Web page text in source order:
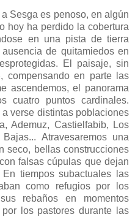
Sesga es penoso, en algún
hoy ha perdido la cobertura
en una pista de tierra
de quitamiedos en
El paisaje, sin
compensando en parte las
ascendemos, el panorama
cuatro puntos cardinales.
verse distintas poblaciones
Ademuz, Castielfabib, Los
Atravesaremos una
seco, bellas construcciones
falsas cúpulas que dejan
tiempos subactuales las
como refugios por los
rebaños en momentos
los pastores durante las